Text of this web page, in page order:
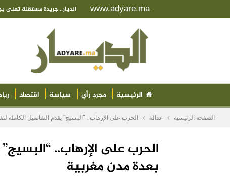
www.adyare.ma الديار.. جريدة مستقلة
الرئيسية مجرد رأي سياسة اقتصاد
الصفحة الرئيسية عدالة الحرب على الإرهاب.. “البسيج” يقدم التفاصيل الكاملة
الحرب على الإرهاب..
بعدة مدن مغربية